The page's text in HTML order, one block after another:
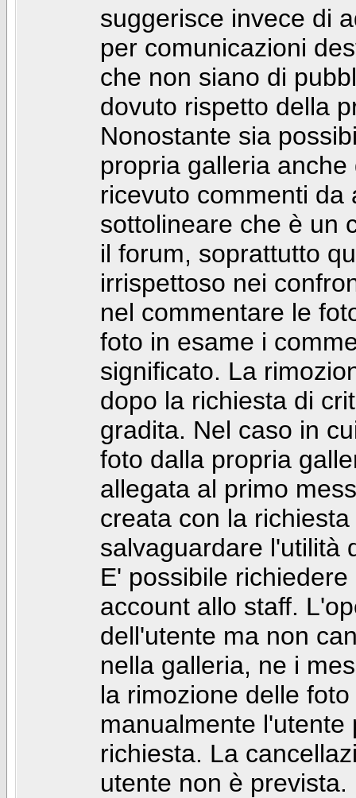
suggerisce invece di
per comunicazioni
che non siano di
dovuto rispetto della
Nonostante sia
propria galleria
ricevuto commenti da
sottolineare che è un
il forum, soprattutto
irrispettoso nei
nel commentare le
foto in esame i
significato. La
dopo la richiesta di
gradita. Nel caso in
foto dalla propria
allegata al primo
creata con la
salvaguardare l'utilità
E' possibile
account allo staff.
dell'utente ma non
nella galleria, ne i
la rimozione delle
manualmente
richiesta. La
utente non è prevista.